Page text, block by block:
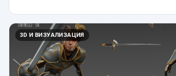
3D И ВИЗУАЛИЗАЦИЯ